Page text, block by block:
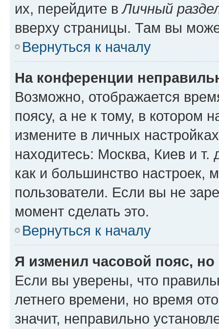
их, перейдите вЛичный
вверху страницы. Там вы
Вернуться к началу
На конференции
Возможно, отображается
поясу, а не к тому, в котором
измените в личных
находитесь: Москва, Киев и т.
как и большинство настроек,
пользователи. Если вы не
момент сделать это.
Вернуться к началу
Я изменил часовой пояс,
Если вы уверены, что
летнего времени, но время
значит, неправильно